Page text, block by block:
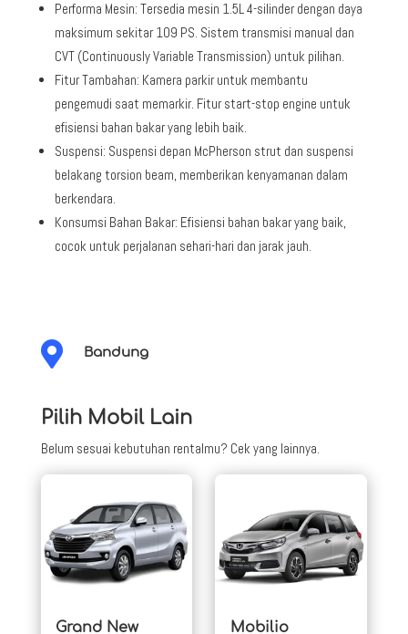
Performa Mesin: Tersedia mesin 1.5L 4-silinder dengan daya
maksimum sekitar 109 PS. Sistem transmisi manual dan
CVT (Continuously Variable Transmission) untuk pilihan.
Fitur Tambahan: Kamera parkir untuk membantu
pengemudi saat memarkir. Fitur start-stop engine untuk
efisiensi bahan bakar yang lebih baik.
Suspensi: Suspensi depan McPherson strut dan suspensi
belakang torsion beam, memberikan kenyamanan dalam
berkendara.
Konsumsi Bahan Bakar: Efisiensi bahan bakar yang baik,
cocok untuk perjalanan sehari-hari dan jarak jauh.
 Bandung
Pilih Mobil Lain
Belum sesuai kebutuhan rentalmu? Cek yang lainnya.
Grand New
Mobilio